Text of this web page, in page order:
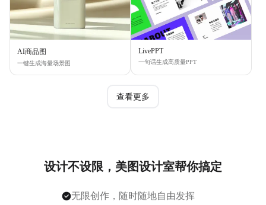
AI商品图
一键生成海量场景图
LivePPT
一句话生成高质量PPT
查看更多
设计不设限，美图设计室帮你搞定
无限创作，随时随地自由发挥